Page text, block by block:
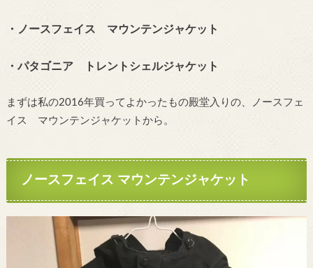
・ノースフェイス マウンテンジャケット
・パタゴニア トレントシェルジャケット
まずは私の2016年買ってよかったもの殿堂入りの、ノースフェ
イス マウンテンジャケットから。
ノースフェイス マウンテンジャケット